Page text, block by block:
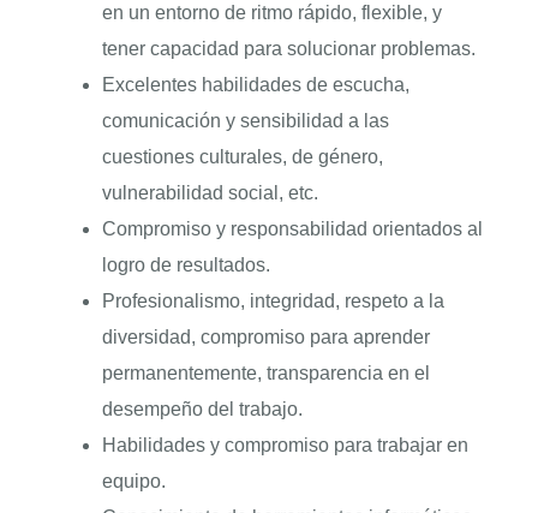
en un entorno de ritmo rápido, flexible, y
tener capacidad para solucionar problemas.
Excelentes habilidades de escucha,
comunicación y sensibilidad a las
cuestiones culturales, de género,
vulnerabilidad social, etc.
Compromiso y responsabilidad orientados al
logro de resultados.
Profesionalismo, integridad, respeto a la
diversidad, compromiso para aprender
permanentemente, transparencia en el
desempeño del trabajo.
Habilidades y compromiso para trabajar en
equipo.